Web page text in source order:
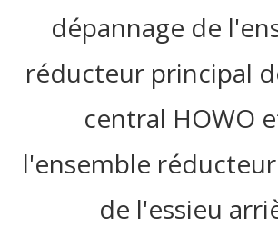
dépannage de
réducteur principal
central HOWO
l'ensemble
de l'essieu